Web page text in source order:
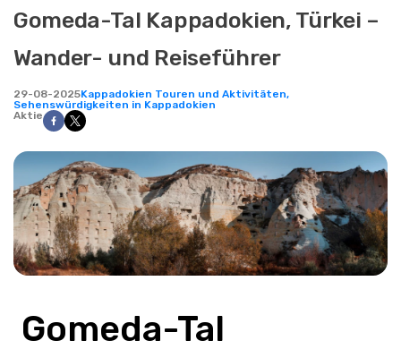
Gomeda-Tal Kappadokien, Türkei –
Wander- und Reiseführer
29-08-2025Kappadokien Touren und Aktivitäten,
Sehenswürdigkeiten in Kappadokien
Aktie